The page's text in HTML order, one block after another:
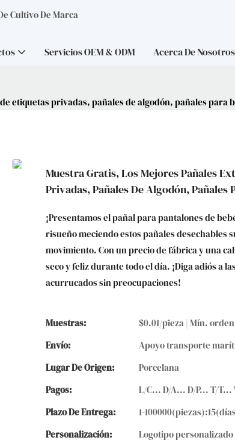
Cultivo De Marca
Servicios OEM & ODM Acerca De Nosotros
etiquetas privadas, pañales de algodón, pañales para
Muestra Gratis, Los Mejores Pañales
Privadas, Pañales De Algodón, Pañales
¡Presentamos el pañal para pantalones de
risueño meciendo estos pañales desechables
movimiento. Con un precio de fábrica y una
seco y feliz durante todo el día. ¡Diga adiós a
acurrucados sin preocupaciones!
Muestras:
$0.01/pieza | Mín.
Envío:
Apoyo transporte
Lugar De Origen:
Porcelana
Pagos:
L/C... D/A... D/P... T/
Plazo De Entrega:
1-
Personalización:
Logotipo